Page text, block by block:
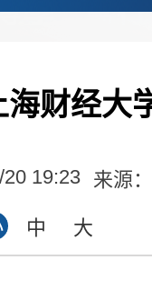
海财经大
19:23
来源
中 大